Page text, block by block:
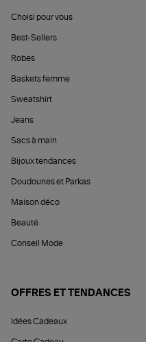
Choisi pour vous
Best-Sellers
Robes
Baskets femme
Sweatshirt
Jeans
Sacs à main
Bijoux tendances
Doudounes et Parkas
Maison déco
Beauté
Conseil Mode
OFFRES ET TENDANCES
Idées Cadeaux